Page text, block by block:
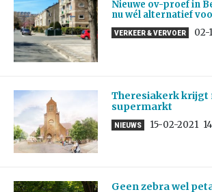
Nieuwe ov-proef in
nu wél alternatief
VERKEER & VERVOER 02-
Theresiakerk krijgt
supermarkt
NIEUWS 15-02-2021
Geen zebra wel